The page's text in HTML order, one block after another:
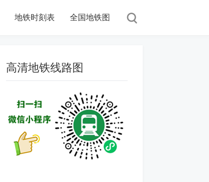
地铁时刻表 全国地铁图
高清地铁线路图